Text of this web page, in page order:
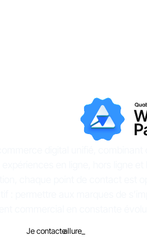
Je contacteallure_